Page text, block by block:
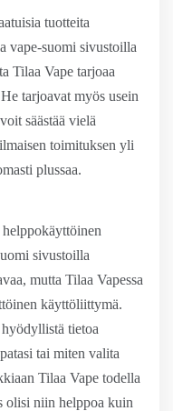
tuotteita
vape-suomi sivustoilla
Tilaa Vape tarjoaa
tarjoavat myös usein
säästää vielä
toimituksen yli
plussaa.
sivustoilla
mutta Tilaa Vapessa
käyttöliittymä.
tietoa
tai miten valita
Tilaa Vape todella
olisi niin helppoa kuin